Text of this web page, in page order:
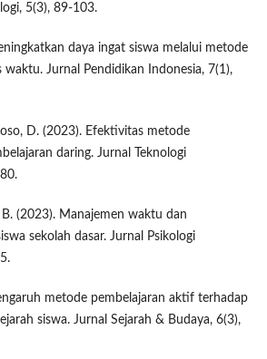
5(3), 89-103.
daya ingat siswa melalui metode
waktu. Jurnal Pendidikan Indonesia, 7(1),
D. (2023). Efektivitas metode
daring. Jurnal Teknologi
(2023). Manajemen waktu dan
sekolah dasar. Jurnal Psikologi
metode pembelajaran aktif terhadap
siswa. Jurnal Sejarah & Budaya, 6(3),